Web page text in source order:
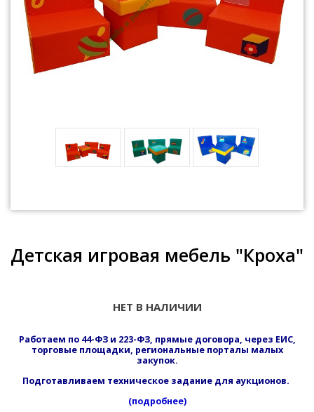
Детская игровая мебель "Кроха"
НЕТ В НАЛИЧИИ
Работаем по 44-ФЗ и 223-ФЗ, прямые договора, через ЕИС,
торговые площадки, региональные порталы малых
закупок.
Подготавливаем техническое задание для аукционов.
(подробнее)